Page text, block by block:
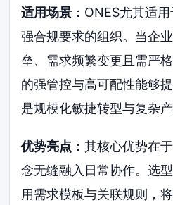
适用场景 ：ONES尤其适
强合规要求的组织。当企
垒、需求频繁变更且需严
的强管控与高可配性能够
是规模化敏捷转型与复杂
优势亮点 ：其核心优势在
念无缝融入日常协作。选
用需求模板与关联规则，